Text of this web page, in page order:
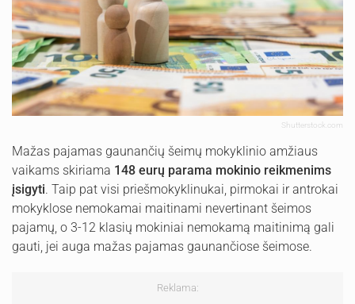
Shutterstock.com
Mažas pajamas gaunančių šeimų mokyklinio amžiaus
vaikams skiriama 148 eurų parama mokinio reikmenims
įsigyti. Taip pat visi priešmokyklinukai, pirmokai ir antrokai
mokyklose nemokamai maitinami nevertinant šeimos
pajamų, o 3-12 klasių mokiniai nemokamą maitinimą gali
gauti, jei auga mažas pajamas gaunančiose šeimose.
Reklama: